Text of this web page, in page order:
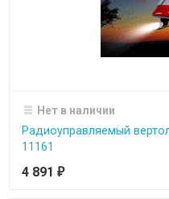
Нет в наличии
Радиоуправляемый
11161
4 891 ₽